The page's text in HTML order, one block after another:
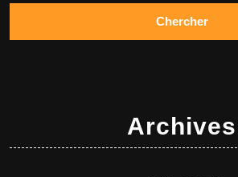
Archives